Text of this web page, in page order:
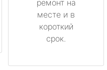
ремонт на
месте и в
короткий
срок.